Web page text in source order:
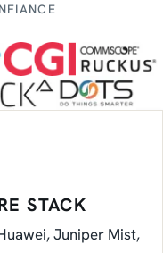
STACK
Juniper Mist,